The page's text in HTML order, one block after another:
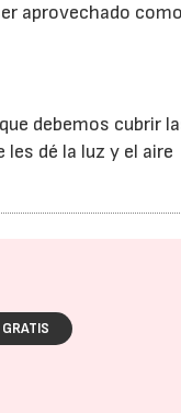
aprovechado como
debemos cubrir
dé la luz y el aire